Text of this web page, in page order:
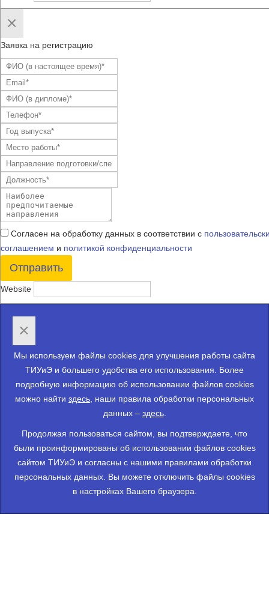
×
Заявка на регистрацию
Согласен на обработку данных в соответствии с
соглашением и политикой конфиденциальности
Отправить
Website
×
Мы используем файлы cookies для улучшения работы сайта
ТИУиЭ и большего удобства его использования. Более
подробную информацию об использовании файлов cookies
можно найти здесь , наши правила обработки персональных
данных – здесь.
Продолжая пользоваться сайтом, вы подтверждаете, что
были проинформированы об использовании файлов cookies
сайтом ТИУиЭ и согласны с нашими правилами обработки
персональных данных. Вы можете отключить файлы cookies
в настройках Вашего браузера.